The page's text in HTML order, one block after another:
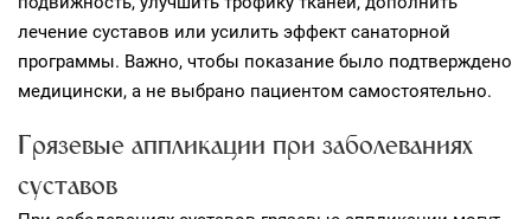
лечение суставов или усилить эффект санаторной
программы. Важно, чтобы показание было подтверждено
медицински, а не выбрано пациентом самостоятельно.
Грязевые аппликации при заболеваниях
суставов